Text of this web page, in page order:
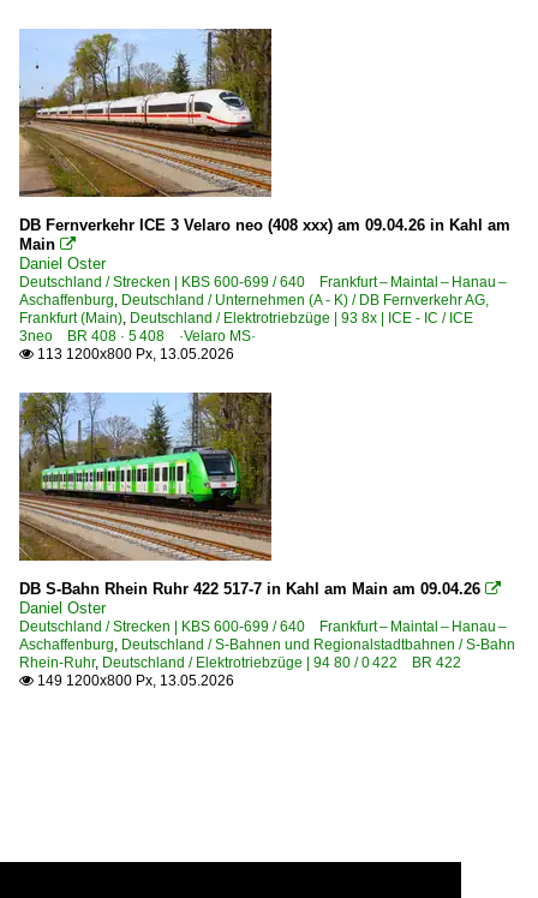
DB Fernverkehr ICE 3 Velaro neo (408 xxx) am 09.04.26 in Kahl am
Main 
Daniel Oster
Deutschland / Strecken | KBS 600-699 / 640 Frankfurt – Maintal – Hanau –
Aschaffenburg, Deutschland / Unternehmen (A - K) / DB Fernverkehr AG,
Frankfurt (Main), Deutschland / Elektrotriebzüge | 93 8x | ICE - IC / ICE
3neo BR 408 · 5 408 ·Velaro MS·
 113 1200x800 Px, 13.05.2026
DB S-Bahn Rhein Ruhr 422 517-7 in Kahl am Main am 09.04.26 
Daniel Oster
Deutschland / Strecken | KBS 600-699 / 640 Frankfurt – Maintal – Hanau –
Aschaffenburg, Deutschland / S-Bahnen und Regionalstadtbahnen / S-Bahn
Rhein-Ruhr, Deutschland / Elektrotriebzüge | 94 80 / 0 422 BR 422
 149 1200x800 Px, 13.05.2026